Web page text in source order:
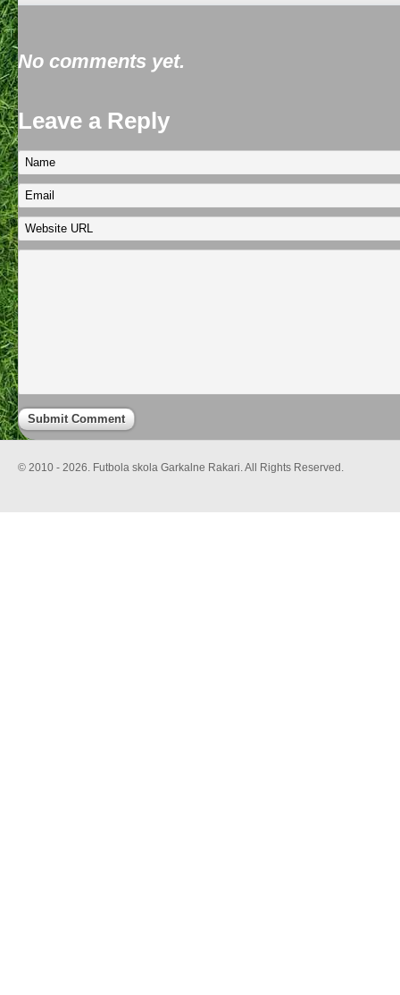
No comments yet.
Leave a Reply
© 2010 - 2026. Futbola skola Garkalne Rakari. All Rights Reserved.